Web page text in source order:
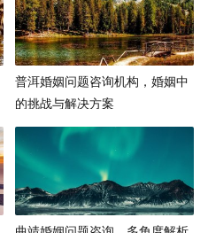
普洱婚姻问题咨询机构，婚姻中
的挑战与解决方案